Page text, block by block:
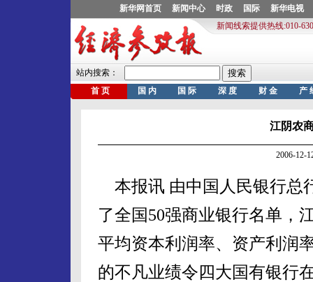
江阴农
2006-12-
本报讯 由中国人民银行总
了全国50强商业银行名单，
平均资本利润率、资产利润
的不凡业绩令四大国有银行